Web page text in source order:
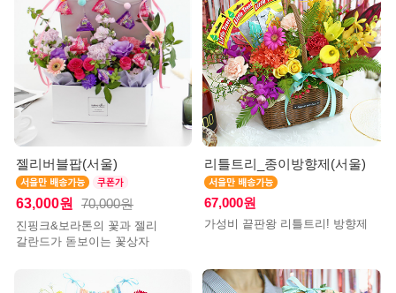
젤리버블팝(서울)
63,000원 70,000원
진핑크&보라톤의 꽃과 젤리
갈란드가 돋보이는 꽃상자
리틀트리_종이방향제(서울)
67,000원
가성비 끝판왕 리틀트리! 방향제